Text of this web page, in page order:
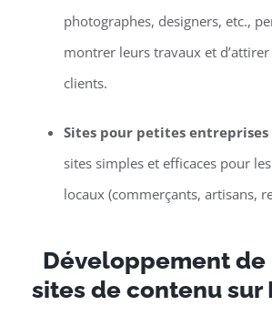
photographes, designers, etc.,
montrer leurs travaux et
clients.
Sites pour petites entreprises
sites simples et efficaces pour
locaux (commerçants, artisans,
Développement
sites de contenu sur